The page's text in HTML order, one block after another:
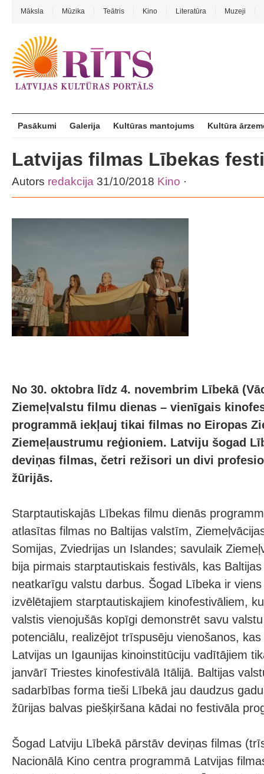
Māksla Mūzika Teātris Kino Literatūra Muzeji
Pasākumi Galerija Kultūras mantojums Kultūra
Latvijas filmas Lībekas
Autors redakcija 31/10/2018 Kino ·
No 30. oktobra līdz 4. novembrim Lībekā
Ziemeļvalstu filmu dienas – vienīgais
programmā iekļauj tikai filmas no Eiropas
Ziemeļaustrumu reģioniem. Latviju šogad
deviņas filmas, četri režisori un divi
žūrijās.
Starptautiskajās Lībekas filmu dienās
atlasītas filmas no Baltijas valstīm,
Somijas, Zviedrijas un Islandes; savulaik
bija pirmais starptautiskais festivāls, kas
neatkarīgu valstu darbus. Šogad Lībeka ir
izvēlētajiem starptautiskajiem kinofestivāliem,
valstis vienojušās kopīgi demonstrēt savu
potenciālu, realizējot trīspusēju vienošanos,
Latvijas un Igaunijas kinoinstitūciju vadītājiem
janvārī Triestes kinofestivālā Itālijā. Baltijas
sadarbības forma tieši Lībekā jau daudzus
žūrijas balvas piešķiršana kādai no festivāla
Šogad Latviju Lībekā pārstāv deviņas filmas
Nacionālā Kino centra programmā Latvijas